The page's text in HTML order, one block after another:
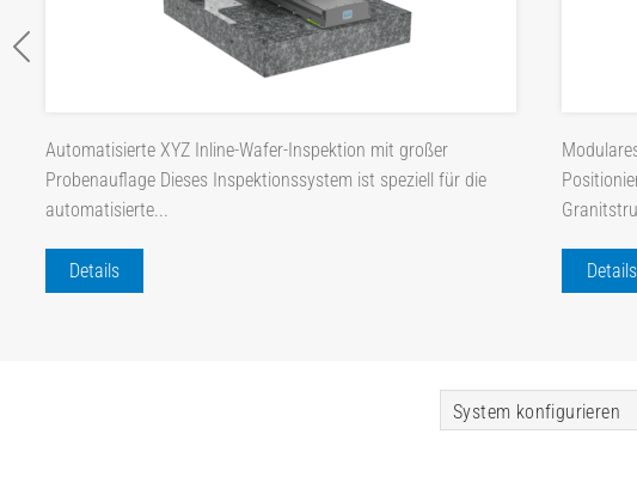
Automatisierte XYZ Inline-Wafer-Inspektion mit großer
Probenauflage Dieses Inspektionssystem ist speziell für die
automatisierte...
Details Details
System konfigurieren